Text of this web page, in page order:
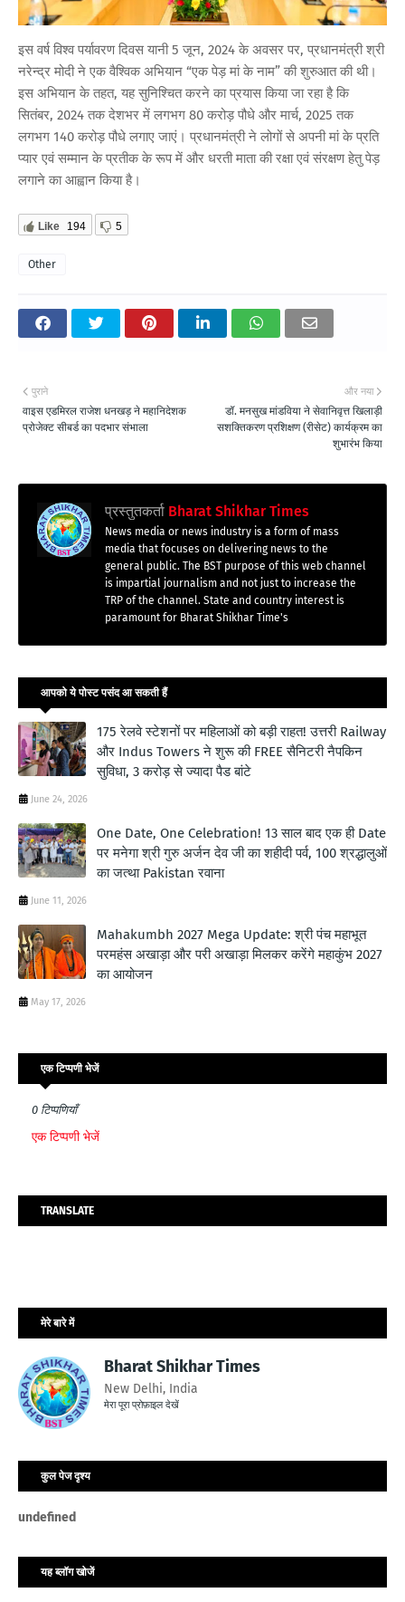
इस वर्ष विश्व पर्यावरण दिवस यानी 5 जून, 2024 के अवसर पर, प्रधानमंत्री श्री
नरेन्द्र मोदी ने एक वैश्विक अभियान “एक पेड़ मां के नाम” की शुरुआत की थी।
इस अभियान के तहत, यह सुनिश्चित करने का प्रयास किया जा रहा है कि
सितंबर, 2024 तक देशभर में लगभग 80 करोड़ पौधे और मार्च, 2025 तक
लगभग 140 करोड़ पौधे लगाए जाएं। प्रधानमंत्री ने लोगों से अपनी मां के प्रति
प्यार एवं सम्मान के प्रतीक के रूप में और धरती माता की रक्षा एवं संरक्षण हेतु पेड़
लगाने का आह्वान किया है।
Like 194 5
Other
और नया
डॉ. मनसुख मांडविया ने सेवानिवृत्त खिलाड़ी
सशक्तिकरण प्रशिक्षण (रीसेट) कार्यक्रम का
शुभारंभ किया
पुराने
वाइस एडमिरल राजेश धनखड़ ने महानिदेशक
प्रोजेक्ट सीबर्ड का पदभार संभाला
प्रस्तुतकर्ता Bharat Shikhar Times
News media or news industry is a form of mass
media that focuses on delivering news to the
general public. The BST purpose of this web channel
is impartial journalism and not just to increase the
TRP of the channel. State and country interest is
paramount for Bharat Shikhar Time's
आपको ये पोस्ट पसंद आ सकती हैं
175 रेलवे स्टेशनों पर महिलाओं को बड़ी राहत! उत्तरी Railway
और Indus Towers ने शुरू की FREE सैनिटरी नैपकिन
सुविधा, 3 करोड़ से ज्यादा पैड बांटे
June 24, 2026
One Date, One Celebration! 13 साल बाद एक ही Date
पर मनेगा श्री गुरु अर्जन देव जी का शहीदी पर्व, 100 श्रद्धालुओं
का जत्था Pakistan रवाना
June 11, 2026
Mahakumbh 2027 Mega Update: श्री पंच महाभूत
परमहंस अखाड़ा और परी अखाड़ा मिलकर करेंगे महाकुंभ 2027
का आयोजन
May 17, 2026
एक टिप्पणी भेजें
0 टिप्पणियाँ
एक टिप्पणी भेजें
TRANSLATE
मेरे बारे में
Bharat Shikhar Times
New Delhi, India
मेरा पूरा प्रोफ़ाइल देखें
कुल पेज दृश्य
undefned
यह ब्लॉग खोजें